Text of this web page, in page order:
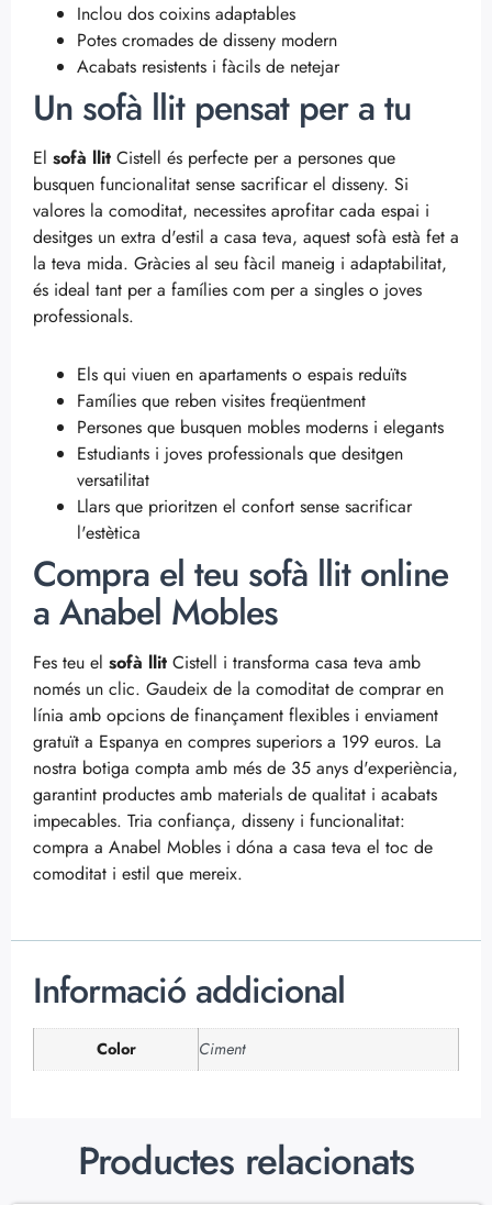
Inclou dos coixins adaptables
Potes cromades de disseny modern
Acabats resistents i fàcils de netejar
Un sofà llit pensat per a tu
El sofà llit Cistell és perfecte per a persones que
busquen funcionalitat sense sacrificar el disseny. Si
valores la comoditat, necessites aprofitar cada espai i
desitges un extra d'estil a casa teva, aquest sofà està fet a
la teva mida. Gràcies al seu fàcil maneig i adaptabilitat,
és ideal tant per a famílies com per a singles o joves
professionals.
Els qui viuen en apartaments o espais reduïts
Famílies que reben visites freqüentment
Persones que busquen mobles moderns i elegants
Estudiants i joves professionals que desitgen
versatilitat
Llars que prioritzen el confort sense sacrificar
l'estètica
Compra el teu sofà llit online
a Anabel Mobles
Fes teu el sofà llit Cistell i transforma casa teva amb
només un clic. Gaudeix de la comoditat de comprar en
línia amb opcions de finançament flexibles i enviament
gratuït a Espanya en compres superiors a 199 euros. La
nostra botiga compta amb més de 35 anys d'experiència,
garantint productes amb materials de qualitat i acabats
impecables. Tria confiança, disseny i funcionalitat:
compra a Anabel Mobles i dóna a casa teva el toc de
comoditat i estil que mereix.
Informació addicional
Color Ciment
Productes relacionats